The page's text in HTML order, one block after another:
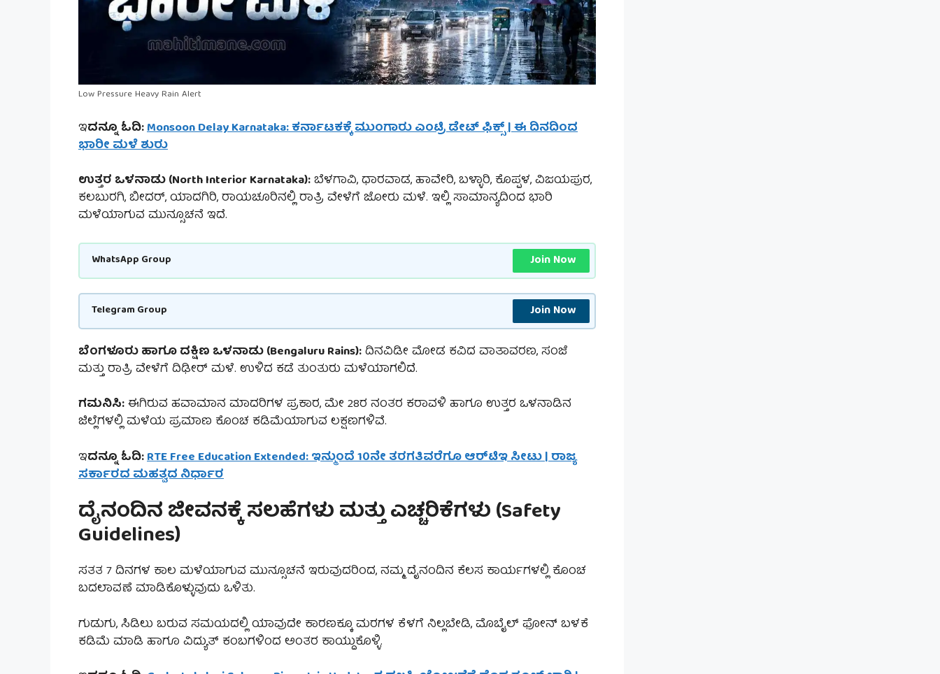
Low Pressure Heavy Rain Alert
ಇದನ್ನೂ ಓದಿ:Monsoon Delay Karnataka: ಕರ್ನಾಟಕಕ್ಕೆ ಮುಂಗಾರು ಎಂಟ್ರಿ ಡೇಟ್ ಫಿಕ್ಸ್ | ಈ ದಿನದಿಂದ
ಭಾರೀ ಮಳೆ ಶುರು
ಉತ್ತರ ಒಳನಾಡು (North Interior Karnataka):ಬೆಳಗಾವಿ, ಧಾರವಾಡ, ಹಾವೇರಿ, ಬಳ್ಳಾರಿ, ಕೊಪ್ಪಳ, ವಿಜಯಪುರ,
ಕಲಬುರಗಿ, ಬೀದರ್, ಯಾದಗಿರಿ, ರಾಯಚೂರಿನಲ್ಲಿ ರಾತ್ರಿ ವೇಳೆಗೆ ಜೋರು ಮಳೆ. ಇಲ್ಲಿ ಸಾಮಾನ್ಯದಿಂದ ಭಾರಿ
ಮಳೆಯಾಗುವ ಮುನ್ಸೂಚನೆ ಇದೆ.
WhatsApp Group Join Now
Telegram Group Join Now
ಬೆಂಗಳೂರು ಹಾಗೂ ದಕ್ಷಿಣ ಒಳನಾಡು (Bengaluru Rains):ದಿನವಿಡೀ ಮೋಡ ಕವಿದ ವಾತಾವರಣ, ಸಂಜೆ
ಮತ್ತು ರಾತ್ರಿ ವೇಳೆಗೆ ದಿಢೀರ್ ಮಳೆ. ಉಳಿದ ಕಡೆ ತುಂತುರು ಮಳೆಯಾಗಲಿದೆ.
ಗಮನಿಸಿ:ಈಗಿರುವ ಹವಾಮಾನ ಮಾದರಿಗಳ ಪ್ರಕಾರ, ಮೇ 28ರ ನಂತರ ಕರಾವಳಿ ಹಾಗೂ ಉತ್ತರ ಒಳನಾಡಿನ
ಜಿಲ್ಲೆಗಳಲ್ಲಿ ಮಳೆಯ ಪ್ರಮಾಣ ಕೊಂಚ ಕಡಿಮೆಯಾಗುವ ಲಕ್ಷಣಗಳಿವೆ.
ಇದನ್ನೂ ಓದಿ:RTE Free Education Extended: ಇನ್ಮುಂದೆ 10ನೇ ತರಗತಿವರೆಗೂ ಆರ್‌ಟಿಇ ಸೀಟು | ರಾಜ್ಯ
ಸರ್ಕಾರದ ಮಹತ್ವದ ನಿರ್ಧಾರ
ದೈನಂದಿನ ಜೀವನಕ್ಕೆ ಸಲಹೆಗಳು ಮತ್ತು ಎಚ್ಚರಿಕೆಗಳು (Safety
Guidelines)
ಸತತ 7 ದಿನಗಳ ಕಾಲ ಮಳೆಯಾಗುವ ಮುನ್ಸೂಚನೆ ಇರುವುದರಿಂದ, ನಮ್ಮ ದೈನಂದಿನ ಕೆಲಸ ಕಾರ್ಯಗಳಲ್ಲಿ ಕೊಂಚ
ಬದಲಾವಣೆ ಮಾಡಿಕೊಳ್ಳುವುದು ಒಳಿತು.
ಗುಡುಗು, ಸಿಡಿಲು ಬರುವ ಸಮಯದಲ್ಲಿ ಯಾವುದೇ ಕಾರಣಕ್ಕೂ ಮರಗಳ ಕೆಳಗೆ ನಿಲ್ಲಬೇಡಿ, ಮೊಬೈಲ್ ಫೋನ್ ಬಳಕೆ
ಕಡಿಮೆ ಮಾಡಿ ಹಾಗೂ ವಿದ್ಯುತ್ ಕಂಬಗಳಿಂದ ಅಂತರ ಕಾಯ್ದುಕೊಳ್ಳಿ.